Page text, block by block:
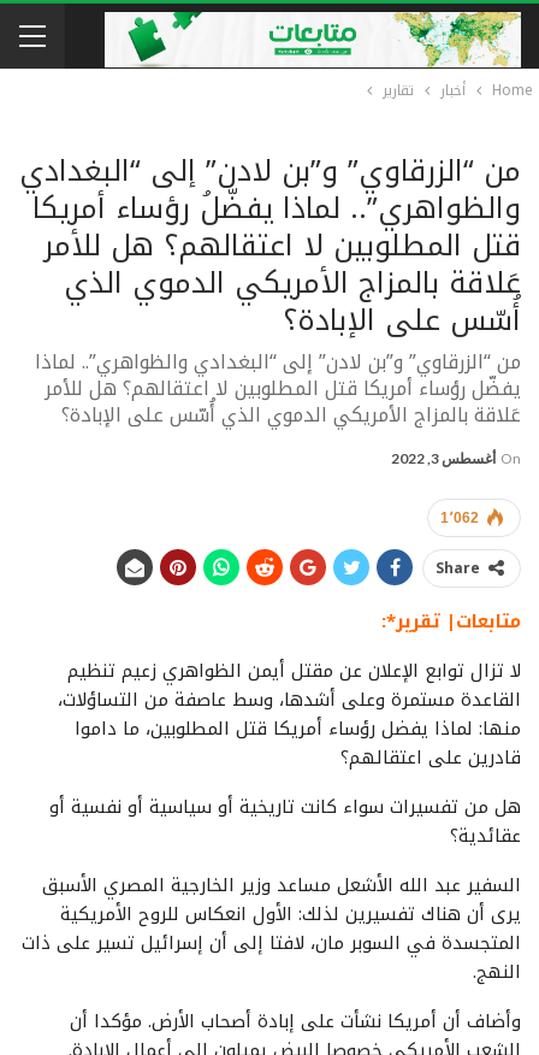
Home أخبار تقارير
من “الزرقاوي” و”بن لادن” إلى “البغدادي
والظواهري”.. لماذا يفضّلُ رؤساء أمريكا
قتل المطلوبين لا اعتقالهم؟ هل للأمر
عَلاقة بالمزاج الأمريكي الدموي الذي
أُسّس على الإبادة؟
من “الزرقاوي” و”بن لادن” إلى “البغدادي والظواهري”.. لماذا
يفضّل رؤساء أمريكا قتل المطلوبين لا اعتقالهم؟ هل للأمر
عَلاقة بالمزاج الأمريكي الدموي الذي أُسّس على الإبادة؟
On أغسطس 3, 2022
1٬062
Share
متابعات| تقرير*:
لا تزال توابع الإعلان عن مقتل أيمن الظواهري زعيم تنظيم
القاعدة مستمرة وعلى أشدها، وسط عاصفة من التساؤلات،
منها: لماذا يفضل رؤساء أمريكا قتل المطلوبين، ما داموا
قادرين على اعتقالهم؟
هل من تفسيرات سواء كانت تاريخية أو سياسية أو نفسية أو
عقائدية؟
السفير عبد الله الأشعل مساعد وزير الخارجية المصري الأسبق
يرى أن هناك تفسيرين لذلك: الأول انعكاس للروح الأمريكية
المتجسدة في السوبر مان، لافتا إلى أن إسرائيل تسير على ذات
النهج.
وأضاف أن أمريكا نشأت على إبادة أصحاب الأرض. مؤكدا أن